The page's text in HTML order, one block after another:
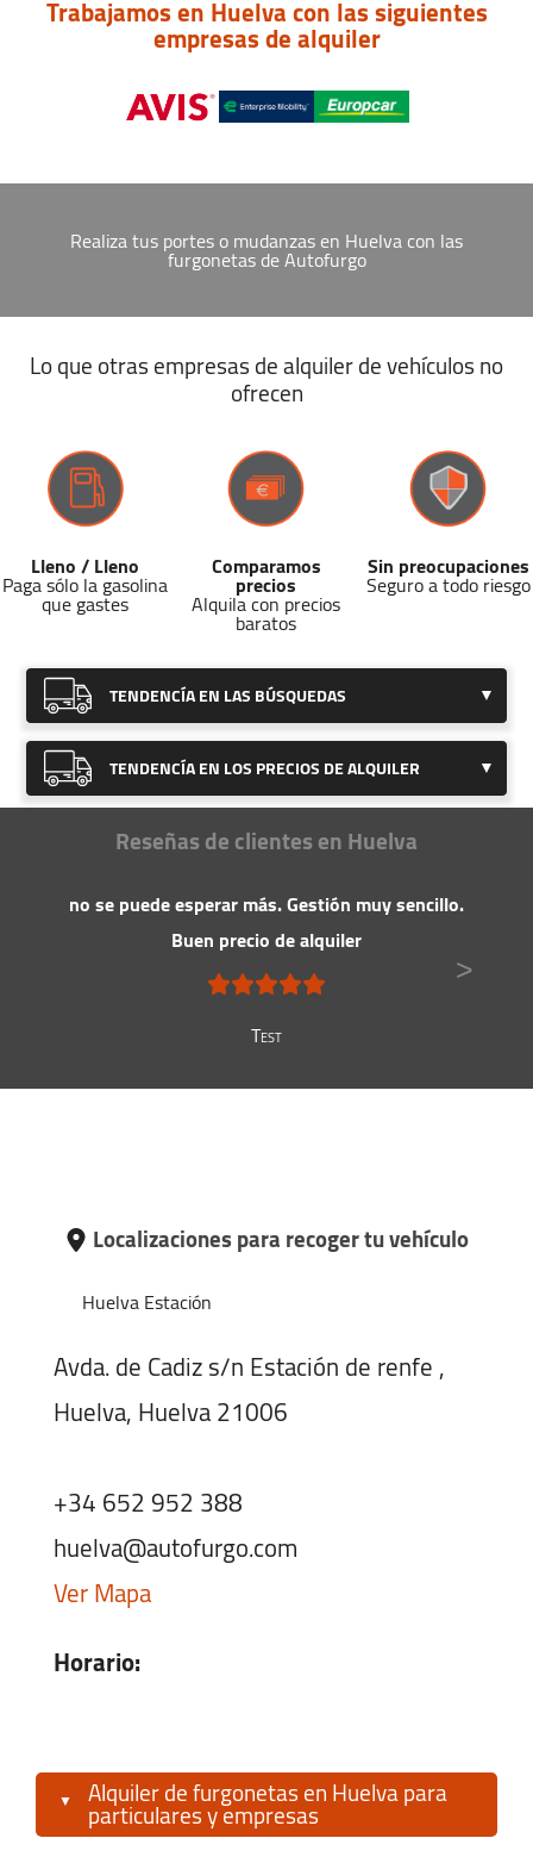
Trabajamos en Huelva con las siguientes
empresas de alquiler
Realiza tus portes o mudanzas en Huelva con las
furgonetas de Autofurgo
Lo que otras empresas de alquiler de vehículos no
ofrecen
Lleno / Lleno
Paga sólo la gasolina
que gastes
Comparamos
precios
Alquila con precios
baratos
Sin preocupaciones
Seguro a todo riesgo
TENDENCÍA EN LAS BÚSQUEDAS
Hemos detectado unafuerte bajada
en las búsquedas de furgonetas en
esta localidad.
Nuestra recomendación
Es el momento de conseguir su
TENDENCÍA EN LOS PRECIOS DE ALQUILER
en los precios de alquiler de furgonetas
Nuestra recomendación
Reservar pronto, ya que esta tarifa es
una ganga.
Reseñas de clientes en Huelva
no se puede esperar más. Gestión muy sencillo.
Buen precio de alquiler
Test
>
Localizaciones para recoger tu vehículo
Huelva Estación
Avda. de Cadiz s/n Estación de renfe ,
Huelva, Huelva 21006
+34 652 952 388
huelva@autofurgo.com
Ver Mapa
Horario:
Domingo:09:00 - 13:00
Alquiler de furgonetas en Huelva para
particulares y empresas